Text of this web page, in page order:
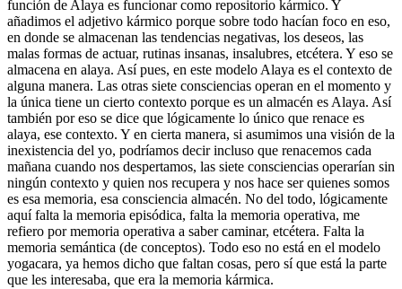
función de Alaya es funcionar como repositorio kármico. Y
añadimos el adjetivo kármico porque sobre todo hacían foco en eso,
en donde se almacenan las tendencias negativas, los deseos, las
malas formas de actuar, rutinas insanas, insalubres, etcétera. Y eso se
almacena en alaya. Así pues, en este modelo Alaya es el contexto de
alguna manera. Las otras siete consciencias operan en el momento y
la única tiene un cierto contexto porque es un almacén es Alaya. Así
también por eso se dice que lógicamente lo único que renace es
alaya, ese contexto. Y en cierta manera, si asumimos una visión de la
inexistencia del yo, podríamos decir incluso que renacemos cada
mañana cuando nos despertamos, las siete consciencias operarían sin
ningún contexto y quien nos recupera y nos hace ser quienes somos
es esa memoria, esa consciencia almacén. No del todo, lógicamente
aquí falta la memoria episódica, falta la memoria operativa, me
refiero por memoria operativa a saber caminar, etcétera. Falta la
memoria semántica (de conceptos). Todo eso no está en el modelo
yogacara, ya hemos dicho que faltan cosas, pero sí que está la parte
que les interesaba, que era la memoria kármica.